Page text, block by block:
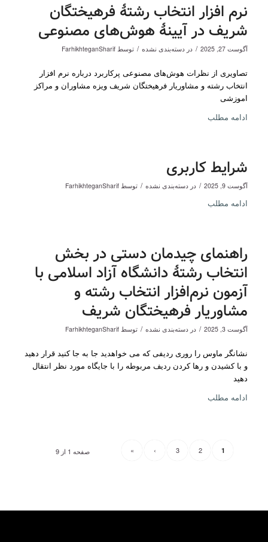
نرم افزار انتخاب رشتۀ فرهیختگان
شریف در آیینۀ هوش‌های مصنوعی
آگوست 27, 2025 / در دسته‌بندی نشده / توسط FarhikhteganSharif
تصاویری از نظرات هوش‌های مصنوعی پرکاربرد درباره نرم افزار
انتخاب رشته و مشاوریار فرهیختگان شریف ویزه مشاوران و مراکز
اموزشی
ادامه مطلب
شرایط کاربری
آگوست 9, 2025 / در دسته‌بندی نشده / توسط FarhikhteganSharif
ادامه مطلب
راهنمای چیدمان دستی در بخش
انتخاب رشتۀ دانشگاه آزاد اسلامی با
آزمون نرم‌افزار انتخاب رشته و
مشاوریار فرهیختگان شریف
آگوست 3, 2025 / در دسته‌بندی نشده / توسط FarhikhteganSharif
نشانگر ماوس را روری ردیفی که می خواهدید جا به جا کنید قرار دهید
و با کشیدن و رها کردن ردیف مربوطه را با جایگاه مورد نظر انتقال
دهید
ادامه مطلب
صفحه 1 از 9 1
2
3
›
»